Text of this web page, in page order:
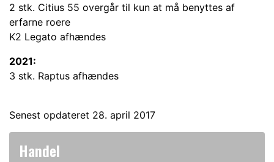
2 stk. Citius 55 overgår til kun at må benyttes af
erfarne roere
K2 Legato afhændes
2021:
3 stk. Raptus afhændes
Senest opdateret 28. april 2017
Handel